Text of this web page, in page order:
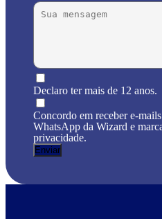
Declaro ter mais de 12 anos.
Concordo em receber e-
WhatsApp da Wizard e
privacidade.